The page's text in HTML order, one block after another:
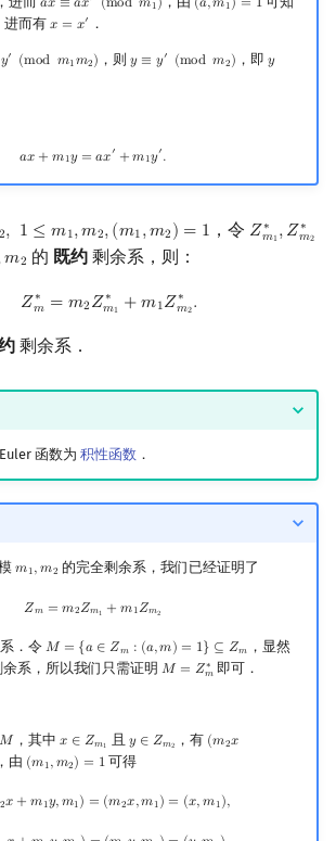
𝑎𝑥 ≡ 𝑎𝑥 (mod 𝑚1)
ax≡a x′(modm1) (𝑎,𝑚1) = 1
(a,m1)= 1
进而有𝑥 = 𝑥′
x=x′ ．
𝑦′ (mod 𝑚1𝑚2)
(modm1 m2) ，则𝑦 ≡ 𝑦′ (mod 𝑚2)
y≡y (modm2 ，即 𝑦
y=
𝑎𝑥 + 𝑚1𝑦 = 𝑎𝑥′ +𝑚1𝑦′.
a x+m1 y= ax′+ m 1y′ .
2, 1 ≤ 𝑚1,𝑚2,(𝑚1,𝑚2) = 1
1≤ m 1, m2,(m1,m2)=1 ，令 𝑍 ∗
𝑚1 ,𝑍 ∗
𝑚2
Zm1∗,Zm
𝑚2
m2 的 既约 剩余系，则：
𝑍 ∗
𝑚 = 𝑚2𝑍 ∗
𝑚1 +𝑚1𝑍 ∗
𝑚2.
m∗ =m2Z m1 ∗+m1Z m2
剩余系．
函数为 积性函数 ．
𝑚1,𝑚2
m1, m2 的完全剩余系，我们已经证明了
𝑍𝑚 = 𝑚2𝑍𝑚1 + 𝑚1𝑍𝑚2
Z m= m2Zm m1Zm2
．令 𝑀 = {𝑎 ∈ 𝑍𝑚 : (𝑎,𝑚) = 1} ⊆ 𝑍𝑚
M= {a ∈Zm: (a,m) =1}⊆Zm ，显然
余系，所以我们只需证明𝑀 = 𝑍∗
𝑚
M= Zm∗ 即可．
𝑀，其中 𝑥 ∈ 𝑍𝑚1
x∈Z m1 且 𝑦 ∈ 𝑍𝑚2
y∈Zm2 ，有 (𝑚2𝑥
(m2x+
，由 (𝑚1,𝑚2) = 1
(m1,m2)= 1 可得
2𝑥 + 𝑚1𝑦,𝑚1) = (𝑚2𝑥,𝑚1) = (𝑥,𝑚1),
(m2x+m1 y,m 1 =( m2x,m 1)=(x ,m 1),
(m 2 x+m1 y,m 2 =( m1y m 2)= (y ,m 2).